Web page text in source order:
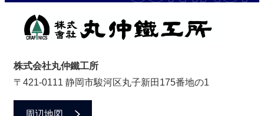
株式会社丸仲鐵工所
〒421-0111 静岡市駿河区丸子新田175番地の1
周辺地図